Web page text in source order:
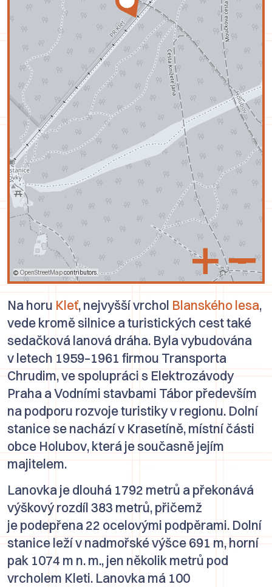
+ –
© OpenStreetMapcontributors.
Na horu Kleť, nejvyšší vrchol Blanského lesa,
vede kromě silnice a turistických cest také
sedačková lanová dráha. Byla vybudována
v letech 1959–1961 firmou Transporta
Chrudim,ve spolupráci s Elektrozávody
Praha aVodními stavbami Táborpředevším
na podporu rozvoje turistiky v regionu. Dolní
stanice se nachází v Krasetíně, místní části
obce Holubov, která je současně jejím
majitelem.
Lanovka je dlouhá 1792 metrů a překonává
výškový rozdíl 383 metrů, přičemž
je podepřena 22 ocelovými podpěrami. Dolní
stanice leží v nadmořské výšce 691 m, horní
pak 1074 m n. m., jen několik metrů pod
vrcholem Kleti. Lanovka má 100